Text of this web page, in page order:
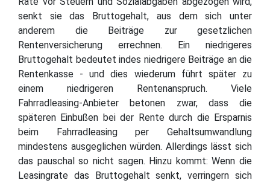
senkt sie das Bruttogehalt, aus dem sich unter
anderem die Beiträge zur gesetzlichen
Rentenversicherung errechnen. Ein niedrigeres
Bruttogehalt bedeutet indes niedrigere Beiträge an die
Rentenkasse - und dies wiederum führt später zu
einem niedrigeren Rentenanspruch. Viele
Fahrradleasing-Anbieter betonen zwar, dass die
späteren Einbußen bei der Rente durch die Ersparnis
beim Fahrradleasing per Gehaltsumwandlung
mindestens ausgeglichen würden. Allerdings lässt sich
das pauschal so nicht sagen. Hinzu kommt: Wenn die
Leasingrate das Bruttogehalt senkt, verringern sich